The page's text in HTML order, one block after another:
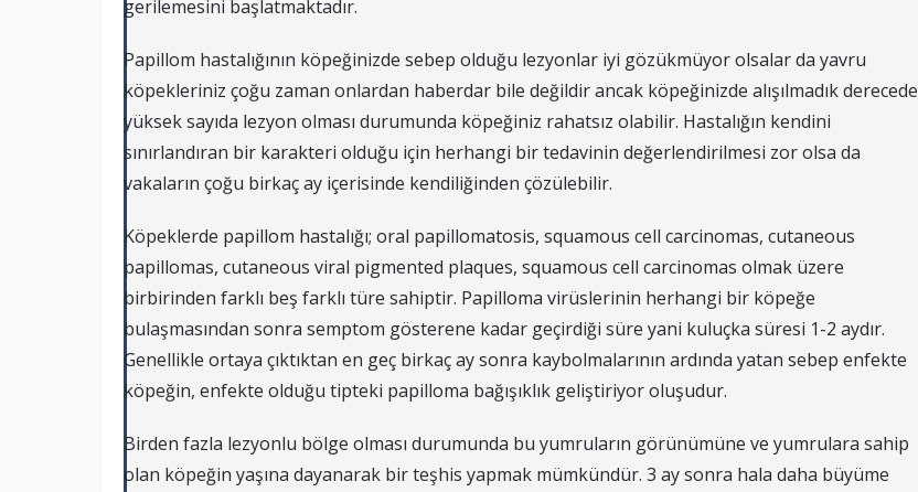
gerilemesini başlatmaktadır.
Papillom hastalığının köpeğinizde sebep olduğu lezyonlar iyi gözükmüyor olsalar da yavru
köpekleriniz çoğu zaman onlardan haberdar bile değildir ancak köpeğinizde alışılmadık derecede
yüksek sayıda lezyon olması durumunda köpeğiniz rahatsız olabilir. Hastalığın kendini
sınırlandıran bir karakteri olduğu için herhangi bir tedavinin değerlendirilmesi zor olsa da
vakaların çoğu birkaç ay içerisinde kendiliğinden çözülebilir.
Köpeklerde papillom hastalığı; oral papillomatosis, squamous cell carcinomas, cutaneous
papillomas, cutaneous viral pigmented plaques, squamous cell carcinomas olmak üzere
birbirinden farklı beş farklı türe sahiptir. Papilloma virüslerinin herhangi bir köpeğe
bulaşmasından sonra semptom gösterene kadar geçirdiği süre yani kuluçka süresi 1-2 aydır.
Genellikle ortaya çıktıktan en geç birkaç ay sonra kaybolmalarının ardında yatan sebep enfekte
köpeğin, enfekte olduğu tipteki papilloma bağışıklık geliştiriyor oluşudur.
Birden fazla lezyonlu bölge olması durumunda bu yumruların görünümüne ve yumrulara sahip
olan köpeğin yaşına dayanarak bir teşhis yapmak mümkündür. 3 ay sonra hala daha büyüme